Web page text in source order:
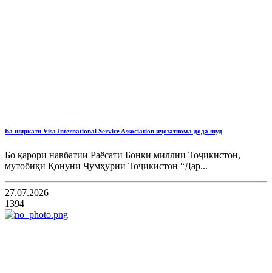
Ба ширкати Visa International Service Association иҷозатнома дода шуд
Бо қарори навбатии Раёсати Бонки миллии Тоҷикистон,
мутобиқи Қонуни Ҷумҳурии Тоҷикистон “Дар...
27.07.2026
1394